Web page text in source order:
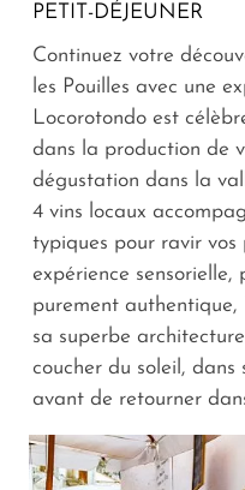
PETIT-DÉJEUNER
Continuez votre
les Pouilles avec une
Locorotondo est
dans la production de
dégustation dans la
4 vins locaux
typiques pour ravir
expérience
purement
sa superbe
coucher du soleil, dans
avant de retourner